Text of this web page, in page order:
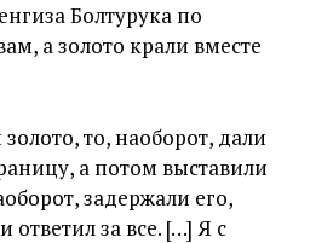
Болтурука по
а золото крали вместе
то, наоборот, дали
а потом выставили
задержали его,
ответил за все. […] Я с